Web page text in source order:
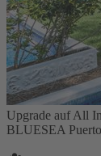
Upgrade auf All
BLUESEA